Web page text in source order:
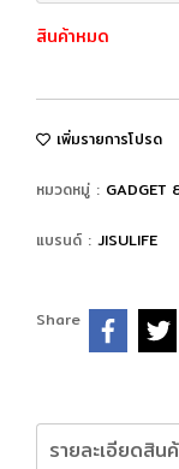
สินค้าหมด
เพิ่มรายการโปรด
หมวดหมู่ : GADGET
แบรนด์ : JISULIFE
Share
รายละเอียดสิน